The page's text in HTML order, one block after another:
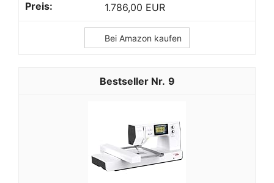
1.786,00 EUR
Bei Amazon kaufen
9